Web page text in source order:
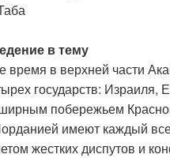
в тему
время в верхней части
государств:
побережьем
имеют каждый
жестких диспутов и